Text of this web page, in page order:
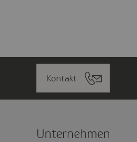
Kontakt
Unter­nehmen